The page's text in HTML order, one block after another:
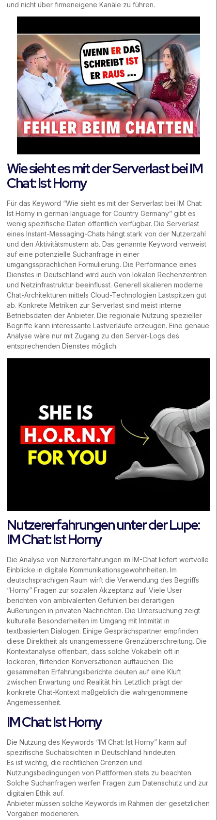
und nicht über firmeneigene Kanäle zu führen.
Wie sieht es mit der Serverlast bei IM
Chat: Ist Horny
Für das Keyword “Wie sieht es mit der Serverlast bei IM Chat:
Ist Horny in german language for Country Germany” gibt es
wenig spezifische Daten öffentlich verfügbar. Die Serverlast
eines Instant-Messaging-Chats hängt stark von der Nutzerzahl
und den Aktivitätsmustern ab. Das genannte Keyword verweist
auf eine potenzielle Suchanfrage in einer
umgangssprachlichen Formulierung. Die Performance eines
Dienstes in Deutschland wird auch von lokalen Rechenzentren
und Netzinfrastruktur beeinflusst. Generell skalieren moderne
Chat-Architekturen mittels Cloud-Technologien Lastspitzen gut
ab. Konkrete Metriken zur Serverlast sind meist interne
Betriebsdaten der Anbieter. Die regionale Nutzung spezieller
Begriffe kann interessante Lastverläufe erzeugen. Eine genaue
Analyse wäre nur mit Zugang zu den Server-Logs des
entsprechenden Dienstes möglich.
Nutzererfahrungen unter der Lupe:
IM Chat: Ist Horny
Die Analyse von Nutzererfahrungen im IM-Chat liefert wertvolle
Einblicke in digitale Kommunikationsgewohnheiten. Im
deutschsprachigen Raum wirft die Verwendung des Begriffs
“Horny” Fragen zur sozialen Akzeptanz auf. Viele User
berichten von ambivalenten Gefühlen bei derartigen
Äußerungen in privaten Nachrichten. Die Untersuchung zeigt
kulturelle Besonderheiten im Umgang mit Intimität in
textbasierten Dialogen. Einige Gesprächspartner empfinden
diese Direktheit als unangemessene Grenzüberschreitung. Die
Kontextanalyse offenbart, dass solche Vokabeln oft in
lockeren, flirtenden Konversationen auftauchen. Die
gesammelten Erfahrungsberichte deuten auf eine Kluft
zwischen Erwartung und Realität hin. Letztlich prägt der
konkrete Chat-Kontext maßgeblich die wahrgenommene
Angemessenheit.
IM Chat: Ist Horny
Die Nutzung des Keywords “IM Chat: Ist Horny” kann auf
spezifische Suchabsichten in Deutschland hindeuten.
Es ist wichtig, die rechtlichen Grenzen und
Nutzungsbedingungen von Plattformen stets zu beachten.
Solche Suchanfragen werfen Fragen zum Datenschutz und zur
digitalen Ethik auf.
Anbieter müssen solche Keywords im Rahmen der gesetzlichen
Vorgaben moderieren.